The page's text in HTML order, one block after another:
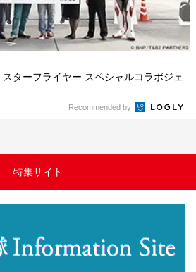
スターフライヤー スペシャルコラボジェ
Recommended by
特集サイト